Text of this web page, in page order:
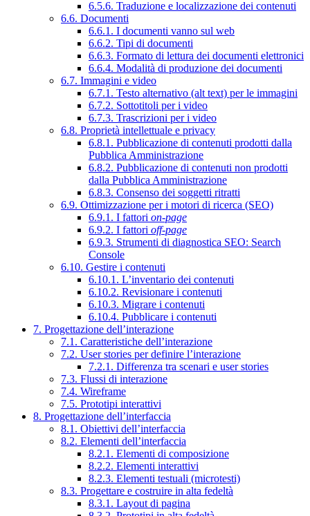
6.5.6. Traduzione e localizzazione dei contenuti
6.6. Documenti
6.6.1. I documenti vanno sul web
6.6.2. Tipi di documenti
6.6.3. Formato di lettura dei documenti elettronici
6.6.4. Modalità di produzione dei documenti
6.7. Immagini e video
6.7.1. Testo alternativo (alt text) per le immagini
6.7.2. Sottotitoli per i video
6.7.3. Trascrizioni per i video
6.8. Proprietà intellettuale e privacy
6.8.1. Pubblicazione di contenuti prodotti dalla
Pubblica Amministrazione
6.8.2. Pubblicazione di contenuti non prodotti
dalla Pubblica Amministrazione
6.8.3. Consenso dei soggetti ritratti
6.9. Ottimizzazione per i motori di ricerca (SEO)
6.9.1. I fattori on-page
6.9.2. I fattori off-page
6.9.3. Strumenti di diagnostica SEO: Search
Console
6.10. Gestire i contenuti
6.10.1. L’inventario dei contenuti
6.10.2. Revisionare i contenuti
6.10.3. Migrare i contenuti
6.10.4. Pubblicare i contenuti
7. Progettazione dell’interazione
7.1. Caratteristiche dell’interazione
7.2. User stories per definire l’interazione
7.2.1. Differenza tra scenari e user stories
7.3. Flussi di interazione
7.4. Wireframe
7.5. Prototipi interattivi
8. Progettazione dell’interfaccia
8.1. Obiettivi dell’interfaccia
8.2. Elementi dell’interfaccia
8.2.1. Elementi di composizione
8.2.2. Elementi interattivi
8.2.3. Elementi testuali (microtesti)
8.3. Progettare e costruire in alta fedeltà
8.3.1. Layout di pagina